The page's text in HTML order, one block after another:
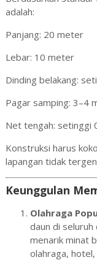
adalah:
Panjang: 20 meter
Lebar: 10 meter
Dinding belakang:
Pagar samping: 3–4
Net tengah: setinggi
Konstruksi harus
lapangan tidak
Keunggulan
Olahraga
daun di seluruh
menarik minat
olahraga,